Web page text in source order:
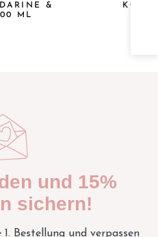
&
ML
und 15%
sichern!
Bestellung und verpassen